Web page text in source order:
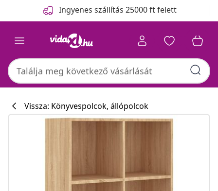
Ingyenes szállítás 25000 ft felett
Vissza: Könyvespolcok, állópolcok